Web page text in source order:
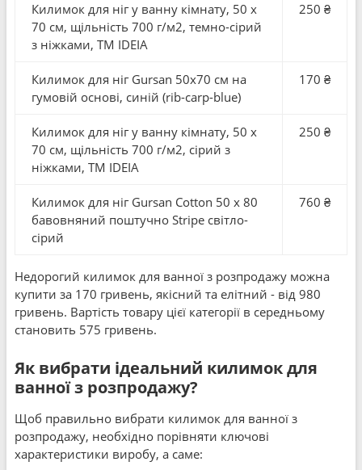
Килимок для ніг у ванну кімнату, 50 x
70 см, щільність 700 г/м2, темно-сірий
з ніжками, ТМ IDEIA
250 ₴
Килимок для ніг Gursan 50x70 см на
гумовій основі, синій (rib-carp-blue)
170 ₴
Килимок для ніг у ванну кімнату, 50 x
70 см, щільність 700 г/м2, сірий з
ніжками, ТМ IDEIA
250 ₴
Килимок для нiг Gursan Cotton 50 x 80
бавовняний поштучно Stripe світло-
сірий
760 ₴
Недорогий килимок для ванної з розпродажу можна
купити за 170 гривень, якісний та елітний - від 980
гривень. Вартість товару цієї категорії в середньому
становить 575 гривень.
Як вибрати ідеальний килимок для
ванної з розпродажу?
Щоб правильно вибрати килимок для ванної з
розпродажу, необхідно порівняти ключові
характеристики виробу, а саме: